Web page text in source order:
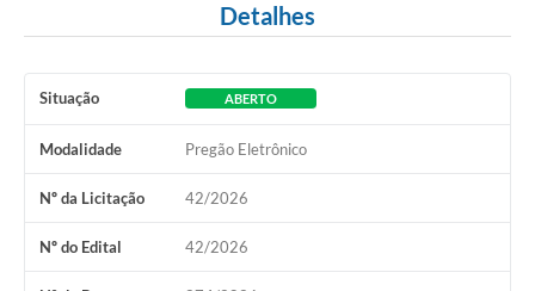
Detalhes
Situação ABERTO
Modalidade Pregão Eletrônico
Nº da Licitação 42/2026
Nº do Edital 42/2026